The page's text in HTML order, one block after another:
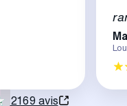
2169 avis